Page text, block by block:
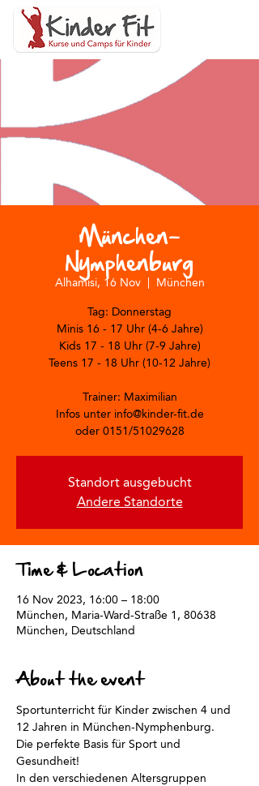
München-
Nymphenburg
Alhamisi, 16 Nov
  |
München
Tag: Donnerstag
Minis 16 - 17 Uhr (4-6 Jahre)
Kids 17 - 18 Uhr (7-9 Jahre)
Teens 17 - 18 Uhr (10-12 Jahre)
Trainer: Maximilian
Infos unter info@kinder-fit.de
oder 0151/51029628
Standort ausgebucht
Andere Standorte
Time & Location
16 Nov 2023, 16:00 – 18:00
München, Maria-Ward-Straße 1, 80638
München, Deutschland
About the event
Sportunterricht für Kinder zwischen 4 und
12 Jahren in München-Nymphenburg.
Die perfekte Basis für Sport und
Gesundheit!
In den verschiedenen Altersgruppen